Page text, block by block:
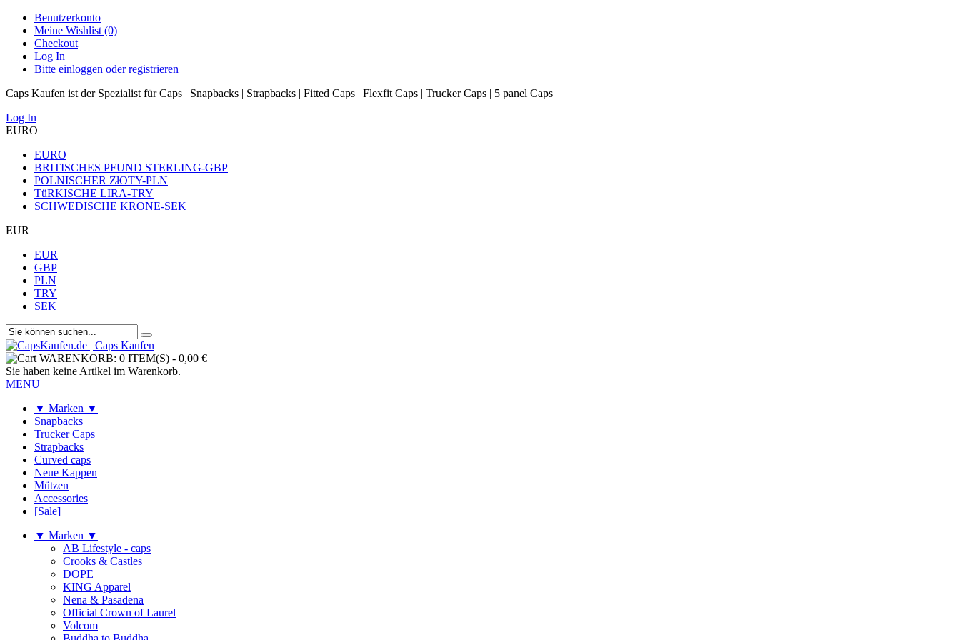
Benutzerkonto
Meine Wishlist (0)
Checkout
Log In
Bitte einloggen oder registrieren
Caps Kaufen ist der Spezialist für Caps | Snapbacks | Strapbacks | Fitted Caps | Flexfit Caps | Trucker Caps | 5 panel Caps
Log In
EURO
EURO
BRITISCHES PFUND STERLING-GBP
POLNISCHER ZłOTY-PLN
TüRKISCHE LIRA-TRY
SCHWEDISCHE KRONE-SEK
EUR
EUR
GBP
PLN
TRY
SEK
WARENKORB: 0 ITEM(S) - 0,00 €
Sie haben keine Artikel im Warenkorb.
MENU
▼ Marken ▼
Snapbacks
Trucker Caps
Strapbacks
Curved caps
Neue Kappen
Mützen
Accessories
[Sale]
▼ Marken ▼
AB Lifestyle - caps
Crooks & Castles
DOPE
KING Apparel
Nena & Pasadena
Official Crown of Laurel
Volcom